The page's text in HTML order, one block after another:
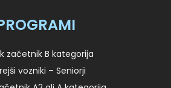
začetnik B kategorija
vozniki – Seniorji